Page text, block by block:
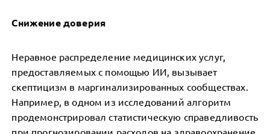
Снижение доверия
Неравное распределение медицинских услуг,
предоставляемых с помощью ИИ, вызывает
скептицизм в маргинализированных сообществах.
Например, в одном из исследований алгоритм
продемонстрировал статистическую справедливость
при прогнозировании расходов на здравоохранение